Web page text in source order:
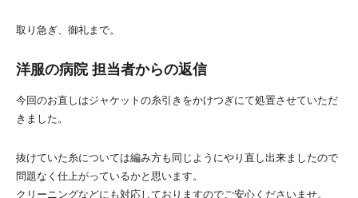
取り急ぎ、御礼まで。
洋服の病院 担当者からの返信
今回のお直しはジャケットの糸引きをかけつぎにて処置させていただ
きました。
抜けていた糸については編み方も同じようにやり直し出来ましたので
問題なく仕上がっているかと思います。
クリーニングなどにも対応しておりますのでご安心くださいませ。